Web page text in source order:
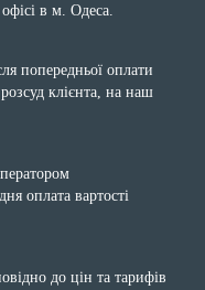
в м. Одеса.
попередньої оплати
клієнта, на наш
оплата вартості
до цін та тарифів